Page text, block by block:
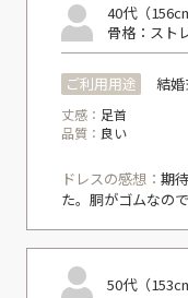
40代（
骨格：スト
ご利用用途 結婚
丈感： 足首
品質： 良い
ドレスの感想： 期
た。胴がゴムなの
50代（